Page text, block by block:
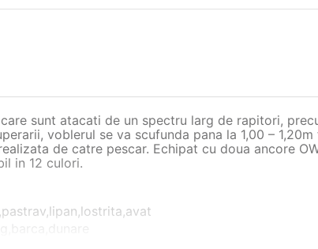
sunt atacati de un spectru larg de rapitori,
voblerul se va scufunda pana la 1,00 –
de catre pescar. Echipat cu doua ancore
in 12 culori.